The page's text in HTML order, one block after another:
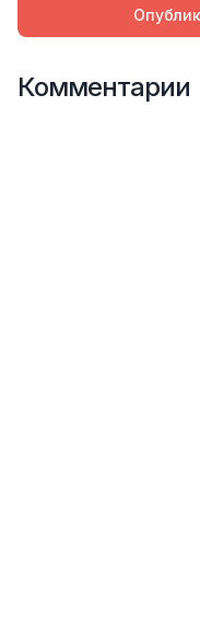
Комментарии